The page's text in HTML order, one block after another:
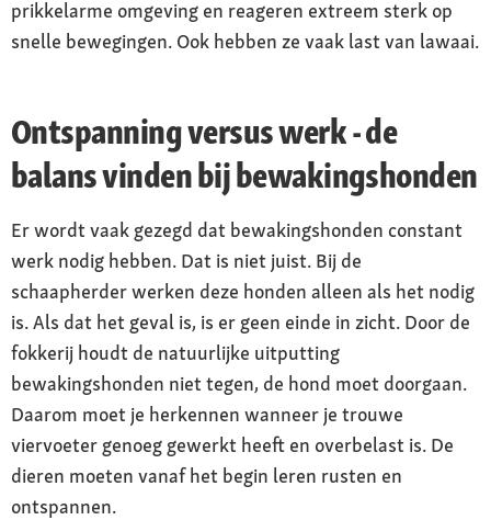
prikkelarme omgeving en reageren extreem sterk op
snelle bewegingen. Ook hebben ze vaak last van lawaai.
Ontspanning versus werk - de
balans vinden bij bewakingshonden
Er wordt vaak gezegd dat bewakingshonden constant
werk nodig hebben. Dat is niet juist. Bij de
schaapherder werken deze honden alleen als het nodig
is. Als dat het geval is, is er geen einde in zicht. Door de
fokkerij houdt de natuurlijke uitputting
bewakingshonden niet tegen, de hond moet doorgaan.
Daarom moet je herkennen wanneer je trouwe
viervoeter genoeg gewerkt heeft en overbelast is. De
dieren moeten vanaf het begin leren rusten en
ontspannen.